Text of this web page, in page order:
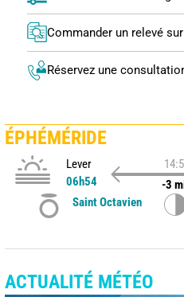
Commander un relevé
Réservez une
ÉPHÉMÉRIDE
Lever
06h54
-3
Saint Octavien
ACTUALITÉ MÉTÉO